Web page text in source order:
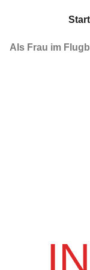
Start
Als Frau im